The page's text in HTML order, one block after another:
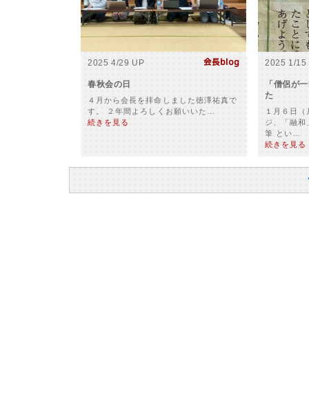
2025 4/29 UP
春秋会の日
４月から会長を拝命しました徳澤祐真で
す。 ２年間よろしくお願いいた…
続きを見る
2025 1/15
「僧侶が
た
１月６日（
ジ、「融和
筆 とい…
続きを見る